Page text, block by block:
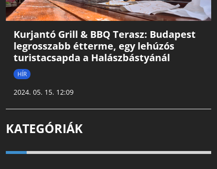
Kurjantó Grill & BBQ Terasz: Budapest
legrosszabb étterme, egy lehúzós
turistacsapda a Halászbástyánál
HÍR
2024. 05. 15. 12:09
KATEGÓRIÁK